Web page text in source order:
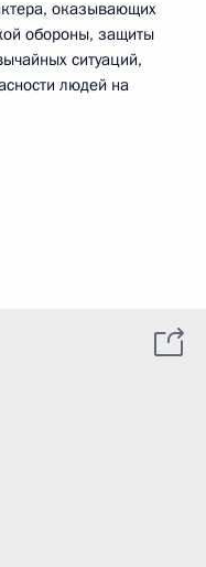
оказывающих
обороны, защиты
ситуаций,
людей на